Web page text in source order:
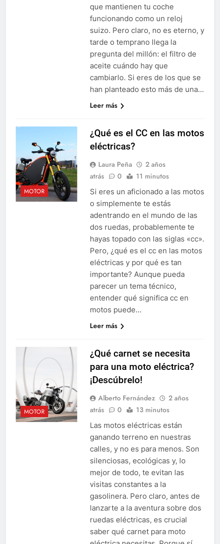
que mantienen tu coche
funcionando como un reloj
suizo. Pero claro, no es eterno, y
tarde o temprano llega la
pregunta del millón: el filtro de
aceite cuándo hay que
cambiarlo. Si eres de los que se
han planteado esto más de una…
Leer más
MOTOR
¿Qué es el CC en las motos
eléctricas?
Laura Peña
2 años
atrás
0 11 minutos
Si eres un aficionado a las motos
o simplemente te estás
adentrando en el mundo de las
dos ruedas, probablemente te
hayas topado con las siglas «cc».
Pero, ¿qué es el cc en las motos
eléctricas y por qué es tan
importante? Aunque pueda
parecer un tema técnico,
entender qué significa cc en
motos puede…
Leer más
MOTOR
¿Qué carnet se necesita
para una moto eléctrica?
¡Descúbrelo!
Alberto Fernández
2 años
atrás
0 13 minutos
Las motos eléctricas están
ganando terreno en nuestras
calles, y no es para menos. Son
silenciosas, ecológicas y, lo
mejor de todo, te evitan las
visitas constantes a la
gasolinera. Pero claro, antes de
lanzarte a la aventura sobre dos
ruedas eléctricas, es crucial
saber qué carnet para moto